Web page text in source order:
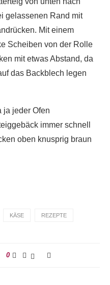
gelassenen Rand mit
Mit einem
Scheiben von der Rolle
mit etwas Abstand, da
das Backblech legen
ja jeder Ofen
immer schnell
oben knusprig braun
KÄSE REZEPTE
0